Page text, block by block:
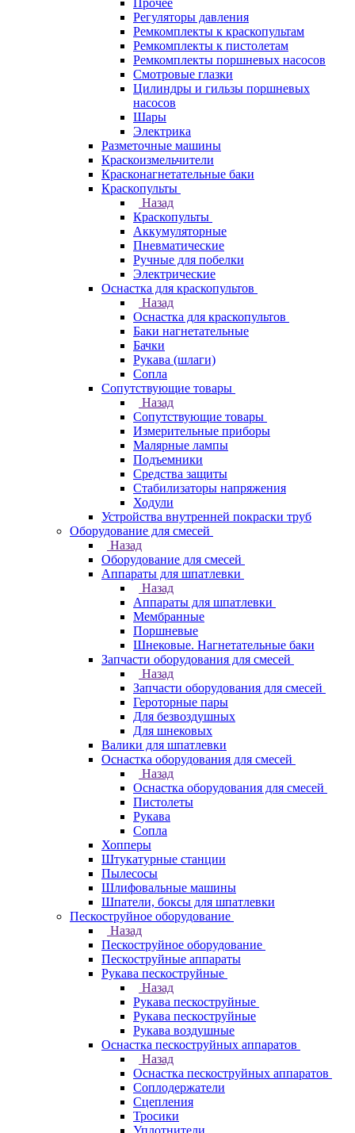
Прочее
Регуляторы давления
Ремкомплекты к краскопультам
Ремкомплекты к пистолетам
Ремкомплекты поршневых насосов
Смотровые глазки
Цилиндры и гильзы поршневых
насосов
Шары
Электрика
Разметочные машины
Краскоизмельчители
Красконагнетательные баки
Краскопульты
Назад
Краскопульты
Аккумуляторные
Пневматические
Ручные для побелки
Электрические
Оснастка для краскопультов
Назад
Оснастка для краскопультов
Баки нагнетательные
Бачки
Рукава (шлаги)
Сопла
Сопутствующие товары
Назад
Сопутствующие товары
Измерительные приборы
Малярные лампы
Подъемники
Средства защиты
Стабилизаторы напряжения
Ходули
Устройства внутренней покраски труб
Оборудование для смесей
Назад
Оборудование для смесей
Аппараты для шпатлевки
Назад
Аппараты для шпатлевки
Мембранные
Поршневые
Шнековые. Нагнетательные баки
Запчасти оборудования для смесей
Назад
Запчасти оборудования для смесей
Героторные пары
Для безвоздушных
Для шнековых
Валики для шпатлевки
Оснастка оборудования для смесей
Назад
Оснастка оборудования для смесей
Пистолеты
Рукава
Сопла
Хопперы
Штукатурные станции
Пылесосы
Шлифовальные машины
Шпатели, боксы для шпатлевки
Пескоструйное оборудование
Назад
Пескоструйное оборудование
Пескоструйные аппараты
Рукава пескоструйные
Назад
Рукава пескоструйные
Рукава пескоструйные
Рукава воздушные
Оснастка пескоструйных аппаратов
Назад
Оснастка пескоструйных аппаратов
Соплодержатели
Сцепления
Тросики
Уплотнители